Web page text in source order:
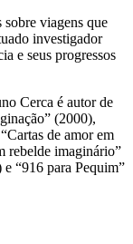
viagens que
investigador
e seus progressos
Cerca é autor de
(2000),
de amor em
rebelde imaginário”
“916 para Pequim”